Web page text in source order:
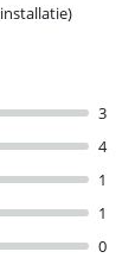
3
4
1
1
0